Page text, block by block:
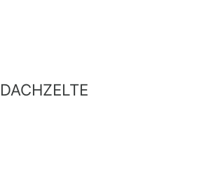
DACHZELTE